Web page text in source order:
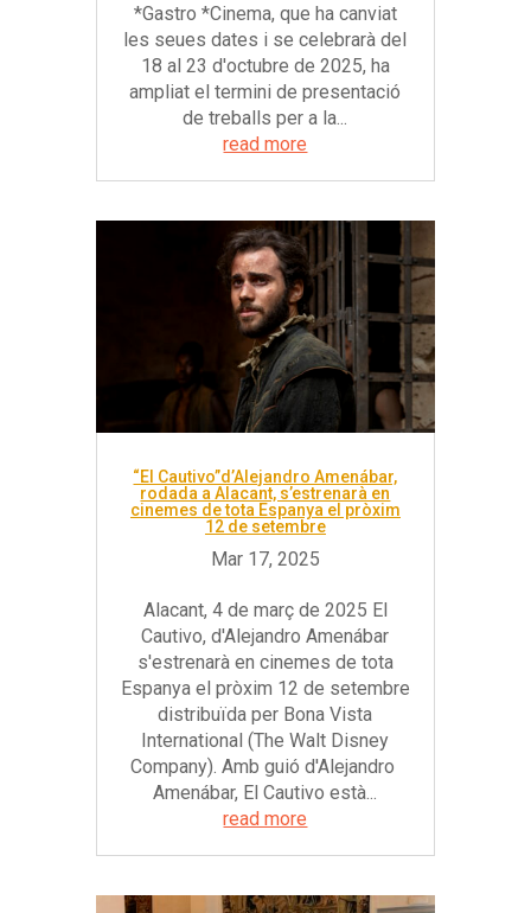
*Gastro *Cinema, que ha canviat
les seues dates i se celebrarà del
18 al 23 d'octubre de 2025, ha
ampliat el termini de presentació
de treballs per a la...
read more
“El Cautivo”d’Alejandro Amenábar,
rodada a Alacant, s’estrenarà en
cinemes de tota Espanya el pròxim
12 de setembre
Alacant, 4 de març de 2025 El
Cautivo, d'Alejandro Amenábar
s'estrenarà en cinemes de tota
Espanya el pròxim 12 de setembre
distribuïda per Bona Vista
International (The Walt Disney
Company). Amb guió d'Alejandro
Amenábar, El Cautivo està...
read more